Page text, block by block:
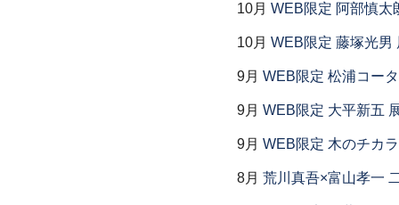
10月 WEB限定 阿部慎太
10月 WEB限定 藤塚光男
9月 WEB限定 松浦コー
9月 WEB限定 大平新五
9月 WEB限定 木のチカ
8月 荒川真吾×富山孝一